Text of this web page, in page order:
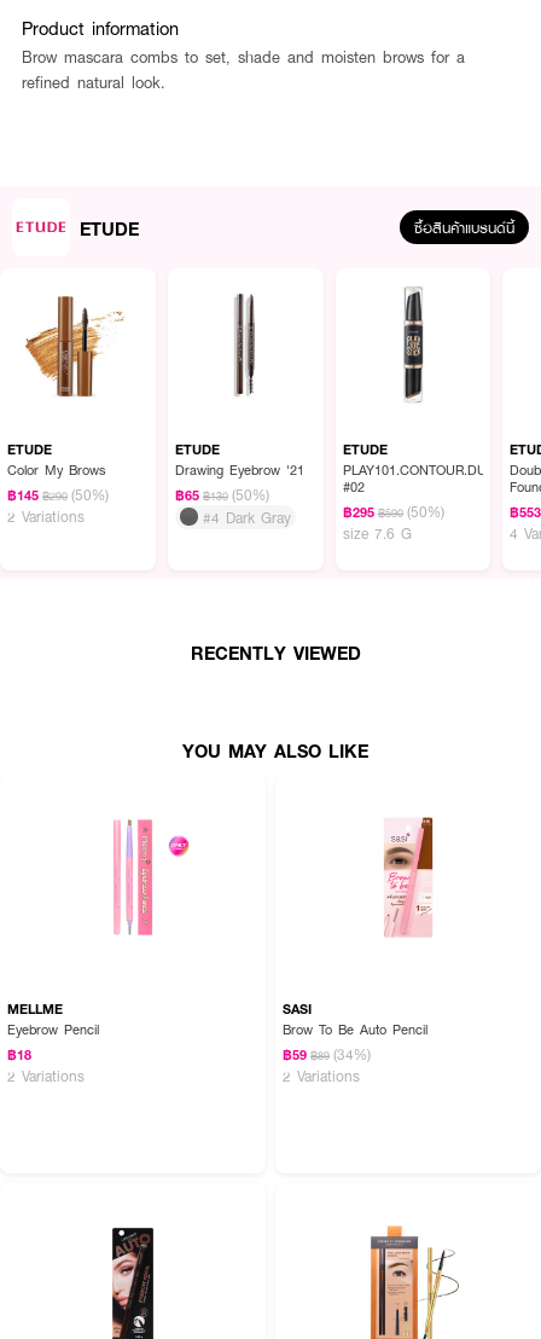
Product information
Brow mascara combs to set, shade and moisten brows for a
refined natural look.
ETUDE ซื้อสินค้าแบรนด์นี้
ETUDE
Color My Brows
฿145 ฿290 (50%)
2 Variations
ETUDE
Drawing Eyebrow '21
฿65 ฿130 (50%)
#4 Dark Gray
ETUDE
PLAY101.CONTOUR.DUO
#02
฿295 ฿590 (50%)
size 7.6 G
PA++
฿553
4
RECENTLY VIEWED
YOU MAY ALSO LIKE
MELLME
Eyebrow Pencil
฿18
2 Variations
SASI
Brow To Be Auto Pencil
฿59 ฿89 (34%)
2 Variations